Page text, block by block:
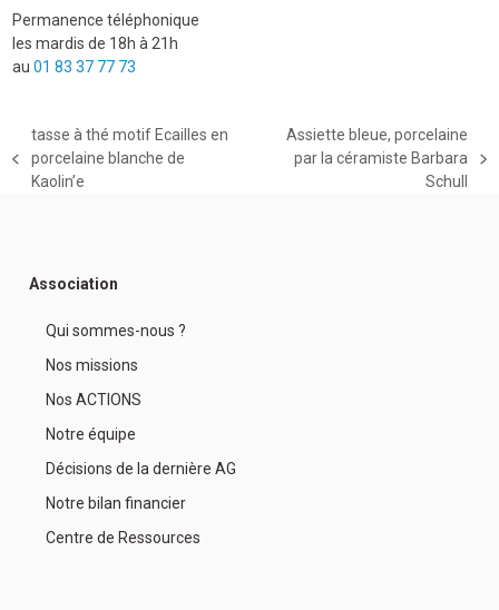
Permanence téléphonique
les mardis de 18h à 21h
au01 83 37 77 73
previous
post:
tasse à thé motif Ecailles en
porcelaine blanche de
Kaolin’e
Assiette bleue, porcelaine
par la céramiste Barbara
Schull
Association
Qui sommes-nous ?
Nos missions
Nos ACTIONS
Notre équipe
Décisions de la dernière AG
Notre bilan financier
Centre de Ressources